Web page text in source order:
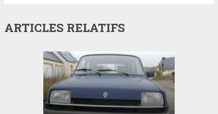
ARTICLES RELATIFS